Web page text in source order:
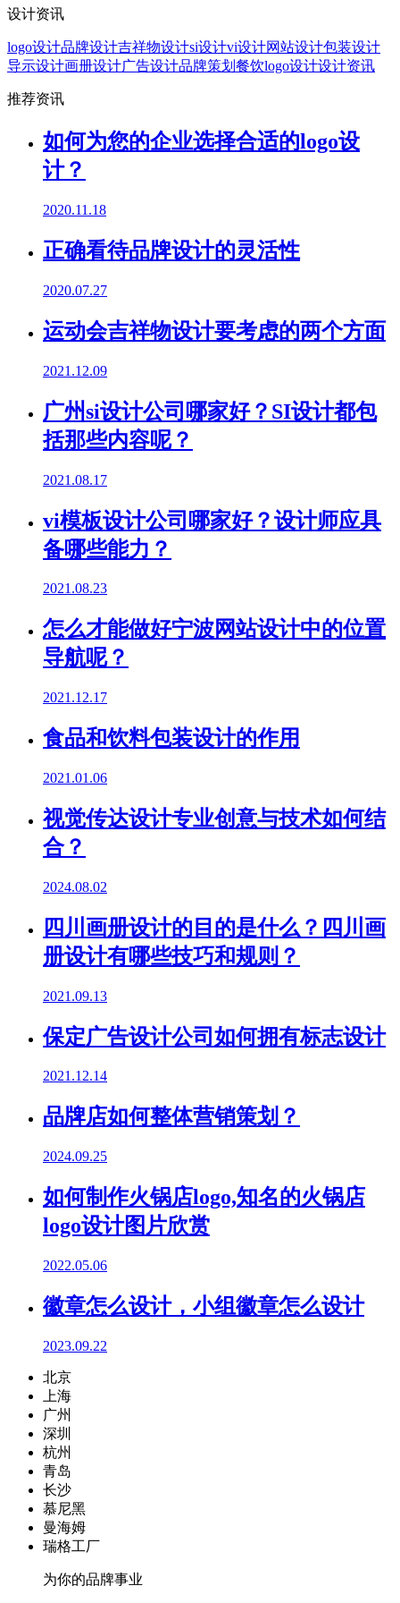
设计资讯
logo设计品牌设计吉祥物设计si设计vi设计网站设计包装设计
导示设计画册设计广告设计品牌策划 餐饮logo设计设计资讯
推荐资讯
如何为您的企业选择合适的logo设
计？
2020.11.18
正确看待品牌设计的灵活性
2020.07.27
运动会吉祥物设计要考虑的两个方面
2021.12.09
广州si设计公司哪家好？SI设计都包
括那些内容呢？
2021.08.17
vi模板设计公司哪家好？设计师应具
备哪些能力？
2021.08.23
怎么才能做好宁波网站设计中的位置
导航呢？
2021.12.17
食品和饮料包装设计的作用
2021.01.06
视觉传达设计专业创意与技术如何结
合？
2024.08.02
四川画册设计的目的是什么？四川画
册设计有哪些技巧和规则？
2021.09.13
保定广告设计公司如何拥有标志设计
2021.12.14
品牌店如何整体营销策划？
2024.09.25
如何制作火锅店logo,知名的火锅店
logo设计图片欣赏
2022.05.06
徽章怎么设计，小组徽章怎么设计
2023.09.22
北京
上海
广州
深圳
杭州
青岛
长沙
慕尼黑
曼海姆
瑞格工厂
为你的品牌事业